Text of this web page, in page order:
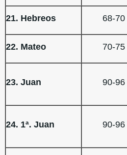
21. Hebreos 68-70
22. Mateo 70-75
23. Juan 90-96
24. 1ª. Juan 90-96